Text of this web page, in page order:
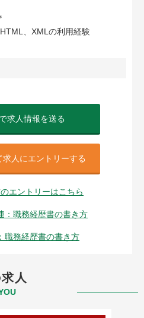
、XMLの利用経験
求人情報を送る
人にエントリーする
エントリーはこちら
：職務経歴書の書き方
職務経歴書の書き方
人